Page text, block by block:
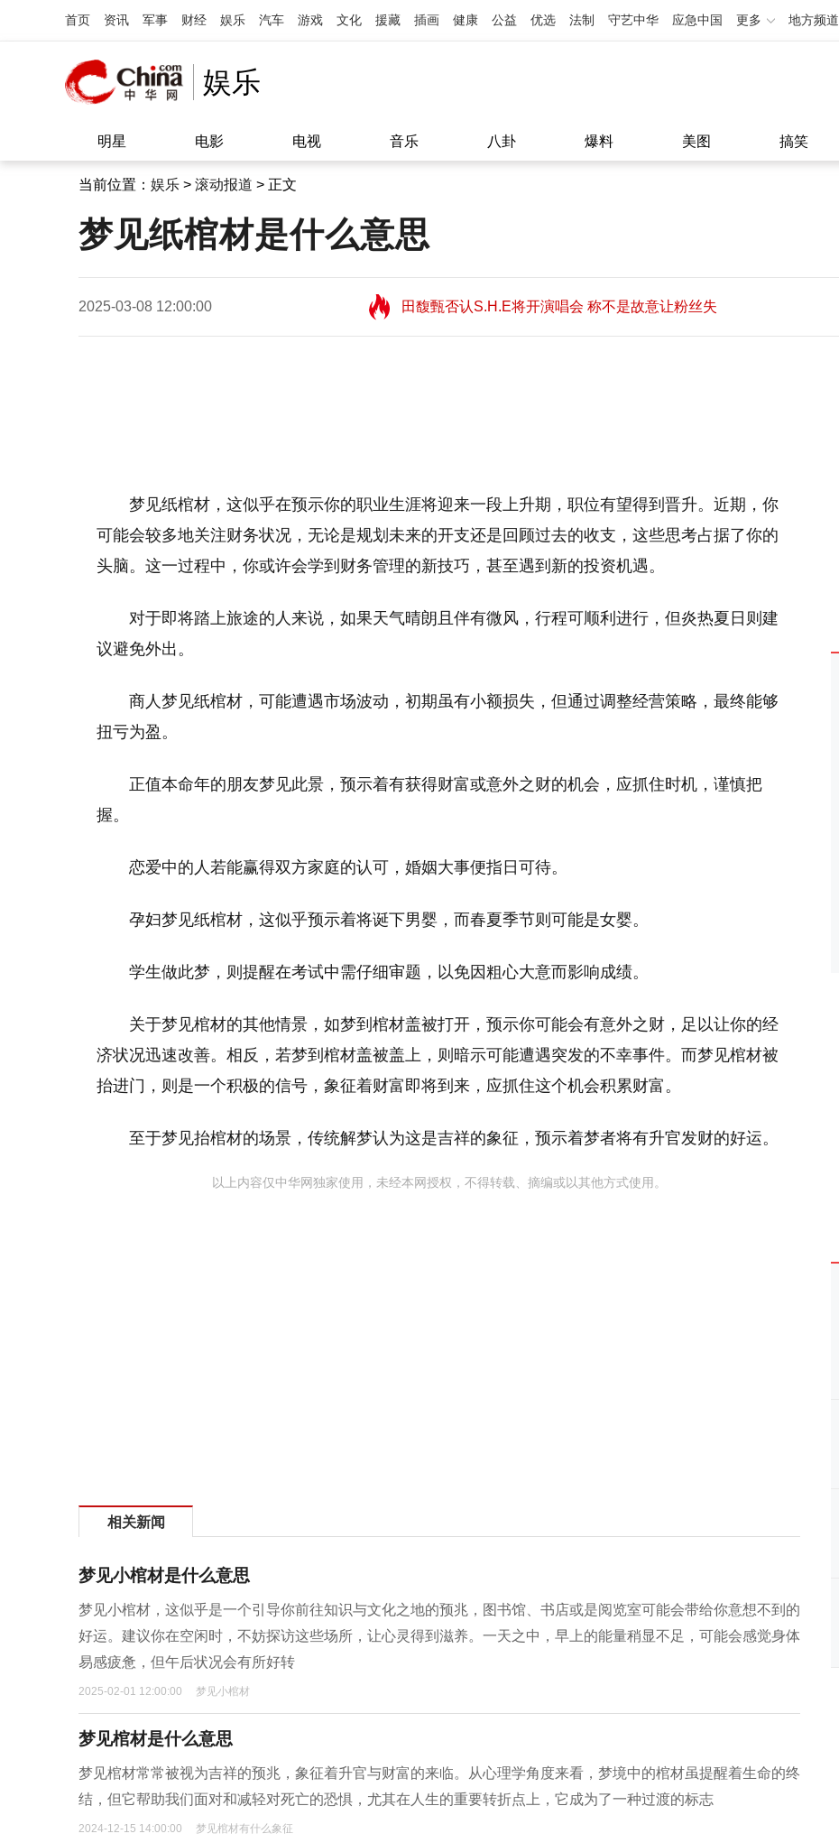
首页 资讯 军事 财经 娱乐 汽车 游戏 文化 援藏 插画 健康 公益 优选 法制 守艺中华 应急中国 更多 地方频道
娱乐
明星 电影 电视 音乐 八卦 爆料 美图 搞笑
当前位置： 娱乐 > 滚动报道 > 正文
梦见纸棺材是什么意思
2025-03-08 12:00:00
田馥甄否认S.H.E将开演唱会 称不是故意让粉丝失
望11:08
田馥甄否认S.H.E将开演唱会 称不是故意让粉丝失
梦见纸棺材，这似乎在预示你的职业生涯将迎来一段上升期，职位有望得到晋升。近期，你
可能会较多地关注财务状况，无论是规划未来的开支还是回顾过去的收支，这些思考占据了你的
头脑。这一过程中，你或许会学到财务管理的新技巧，甚至遇到新的投资机遇。
对于即将踏上旅途的人来说，如果天气晴朗且伴有微风，行程可顺利进行，但炎热夏日则建
议避免外出。
商人梦见纸棺材，可能遭遇市场波动，初期虽有小额损失，但通过调整经营策略，最终能够
扭亏为盈。
正值本命年的朋友梦见此景，预示着有获得财富或意外之财的机会，应抓住时机，谨慎把
握。
恋爱中的人若能赢得双方家庭的认可，婚姻大事便指日可待。
孕妇梦见纸棺材，这似乎预示着将诞下男婴，而春夏季节则可能是女婴。
学生做此梦，则提醒在考试中需仔细审题，以免因粗心大意而影响成绩。
关于梦见棺材的其他情景，如梦到棺材盖被打开，预示你可能会有意外之财，足以让你的经
济状况迅速改善。相反，若梦到棺材盖被盖上，则暗示可能遭遇突发的不幸事件。而梦见棺材被
抬进门，则是一个积极的信号，象征着财富即将到来，应抓住这个机会积累财富。
至于梦见抬棺材的场景，传统解梦认为这是吉祥的象征，预示着梦者将有升官发财的好运。
以上内容仅中华网独家使用，未经本网授权，不得转载、摘编或以其他方式使用。
相关新闻
梦见小棺材是什么意思
梦见小棺材，这似乎是一个引导你前往知识与文化之地的预兆，图书馆、书店或是阅览室可能会带给你意想不到的
好运。建议你在空闲时，不妨探访这些场所，让心灵得到滋养。一天之中，早上的能量稍显不足，可能会感觉身体
易感疲惫，但午后状况会有所好转
2025-02-01 12:00:00 梦见小棺材
梦见棺材是什么意思
梦见棺材常常被视为吉祥的预兆，象征着升官与财富的来临。从心理学角度来看，梦境中的棺材虽提醒着生命的终
结，但它帮助我们面对和减轻对死亡的恐惧，尤其在人生的重要转折点上，它成为了一种过渡的标志
2024-12-15 14:00:00 梦见棺材有什么象征